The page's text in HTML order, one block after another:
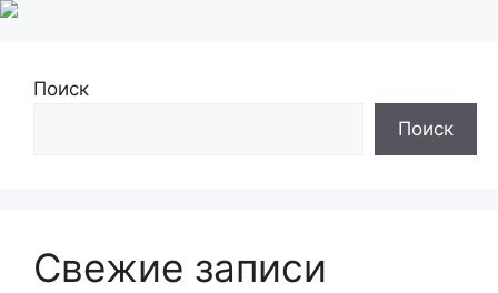
Поиск
Поиск
Свежие записи